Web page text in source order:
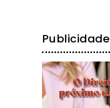
Publicidade